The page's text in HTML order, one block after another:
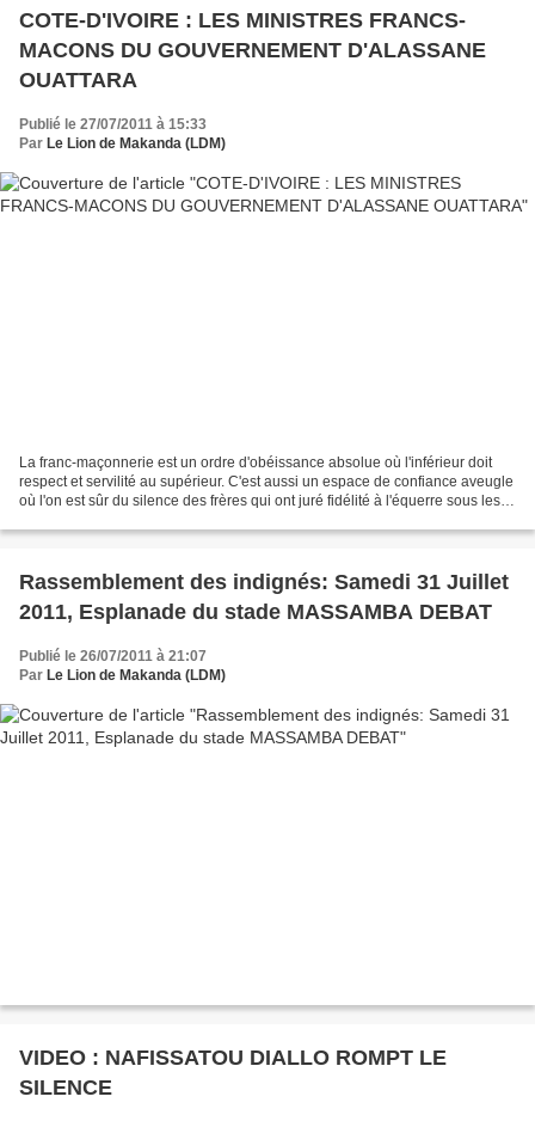
COTE-D'IVOIRE : LES MINISTRES FRANCS-
MACONS DU GOUVERNEMENT D'ALASSANE
OUATTARA
Publié le 27/07/2011 à 15:33
Par Le Lion de Makanda (LDM)
La franc-maçonnerie est un ordre d'obéissance absolue où l'inférieur doit
respect et servilité au supérieur. C'est aussi un espace de confiance aveugle
où l'on est sûr du silence des frères qui ont juré fidélité à l'équerre sous les
Rassemblement des indignés: Samedi 31 Juillet
2011, Esplanade du stade MASSAMBA DEBAT
Publié le 26/07/2011 à 21:07
Par Le Lion de Makanda (LDM)
VIDEO : NAFISSATOU DIALLO ROMPT LE
SILENCE